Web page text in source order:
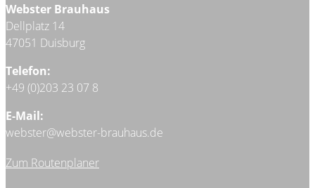
Webster Brauhaus
Dellplatz 14
47051 Duisburg
Telefon:
+49 (0)203 23 07 8
E-Mail:
webster@webster-brauhaus.de
Zum Routenplaner